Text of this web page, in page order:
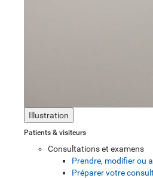
Illustration
Patients & visiteurs
Consultations et examens
Prendre, modifier ou
Préparer votre